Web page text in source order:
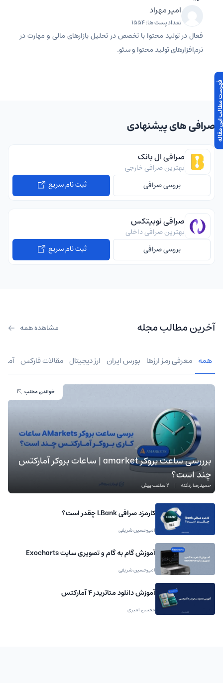
امیر مهراد
تعداد پست ها: 1554
فعال در تولید محتوا با تخصص در تحلیل بازارهای مالی و مهارت در
نرم‌افزارهای تولید محتوا و سئو.
مقالهصرافی های پیشنهادی
صرافی ال بانک
بهترین صرافی خارجی
بررسی صرافی
ثبت نام سریع
صرافی نوبیتکس
بهترین صرافی داخلی
بررسی صرافی
ثبت نام سریع
آخرین مطالب مجله مشاهده همه
همه معرفی رمز ارزها بورس ایران ارز دیجیتال مقالات فارکس
برررسی ساعت بروکر amarket | ساعات بروکر آمارکتس
چند است؟
حمیدرضا زنگنه | 2 ساعت پیش
خواندن مطلب
کارمزد صرافی LBank چقدر است؟
امیرحسین شریفی
آموزش گام به گام و تصویری سایت Exocharts
امیرحسین شریفی
آموزش دانلود متاتریدر 4 آمارکتس
محسن امیری